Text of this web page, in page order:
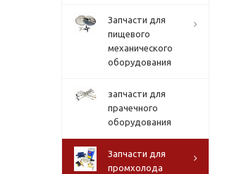
Запчасти для
пищевого
механического
оборудования
запчасти для
прачечного
оборудования
Запчасти для
промхолода